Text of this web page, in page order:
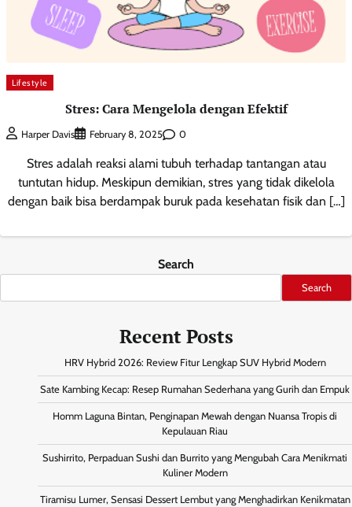
Lifestyle
Stres: Cara Mengelola dengan Efektif
Harper Davis February 8, 2025 0
Stres adalah reaksi alami tubuh terhadap tantangan atau
tuntutan hidup. Meskipun demikian, stres yang tidak dikelola
dengan baik bisa berdampak buruk pada kesehatan fisik dan […]
Search
Search
Recent Posts
HRV Hybrid 2026: Review Fitur Lengkap SUV Hybrid Modern
Sate Kambing Kecap: Resep Rumahan Sederhana yang Gurih dan Empuk
Homm Laguna Bintan, Penginapan Mewah dengan Nuansa Tropis di
Kepulauan Riau
Sushirrito, Perpaduan Sushi dan Burrito yang Mengubah Cara Menikmati
Kuliner Modern
Tiramisu Lumer, Sensasi Dessert Lembut yang Menghadirkan Kenikmatan